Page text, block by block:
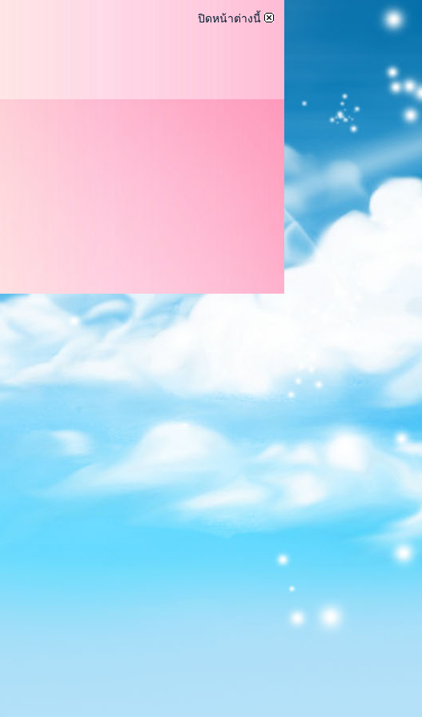
ปิดหน้าต่างนี้